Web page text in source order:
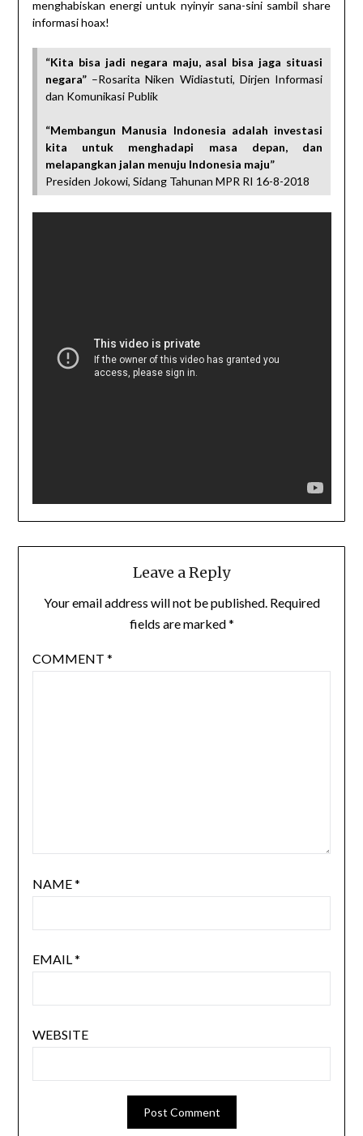
menghabiskan energi untuk nyinyir sana-sini sambil share
informasi hoax!
“Kita bisa jadi negara maju, asal bisa jaga situasi
negara”–Rosarita Niken Widiastuti, Dirjen Informasi
dan Komunikasi Publik
“Membangun Manusia Indonesia adalah investasi
kita untuk menghadapi masa depan, dan
melapangkan jalan menuju Indonesia maju”
Presiden Jokowi, Sidang Tahunan MPR RI 16-8-2018
Leave a Reply
Your email address will not be published. Required
fields are marked*
COMMENT *
NAME*
EMAIL *
WEBSITE